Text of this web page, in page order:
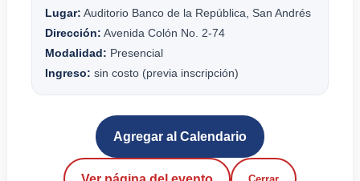
Lugar: Auditorio Banco de la República, San Andrés
Dirección: Avenida Colón No. 2-74
Modalidad: Presencial
Ingreso: sin costo (previa inscripción)
Agregar al Calendario